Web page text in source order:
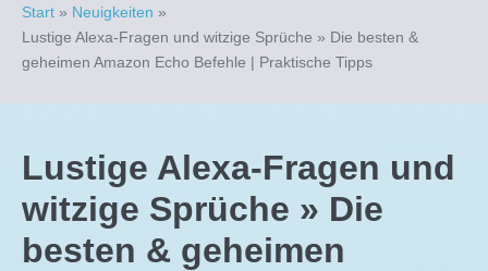
Start » Neuigkeiten »
Lustige Alexa-Fragen und witzige Sprüche » Die besten &
geheimen Amazon Echo Befehle | Praktische Tipps
Lustige Alexa-Fragen und
witzige Sprüche » Die
besten & geheimen